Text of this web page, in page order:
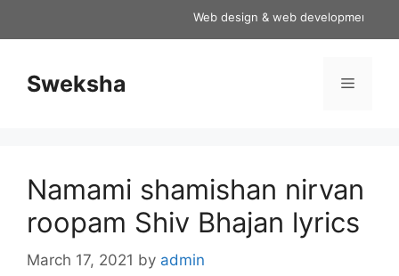
Web design & web development
Sweksha Menu
Namami shamishan nirvan
roopam Shiv Bhajan lyrics
March 17, 2021 by admin